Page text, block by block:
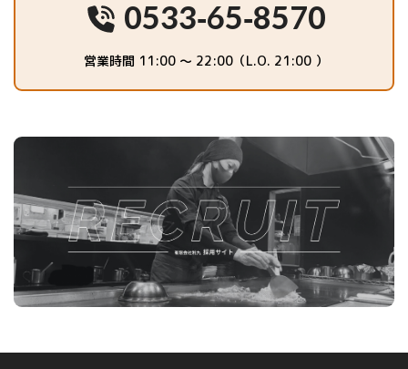
0533-65-8570
営業時間 11:00 ～ 22:00（L.O. 21:00 ）